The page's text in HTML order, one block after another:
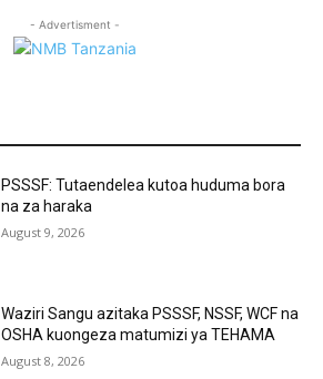
- Advertisment -
PSSSF: Tutaendelea kutoa huduma bora
na za haraka
August 9, 2026
Waziri Sangu azitaka PSSSF, NSSF, WCF na
OSHA kuongeza matumizi ya TEHAMA
August 8, 2026